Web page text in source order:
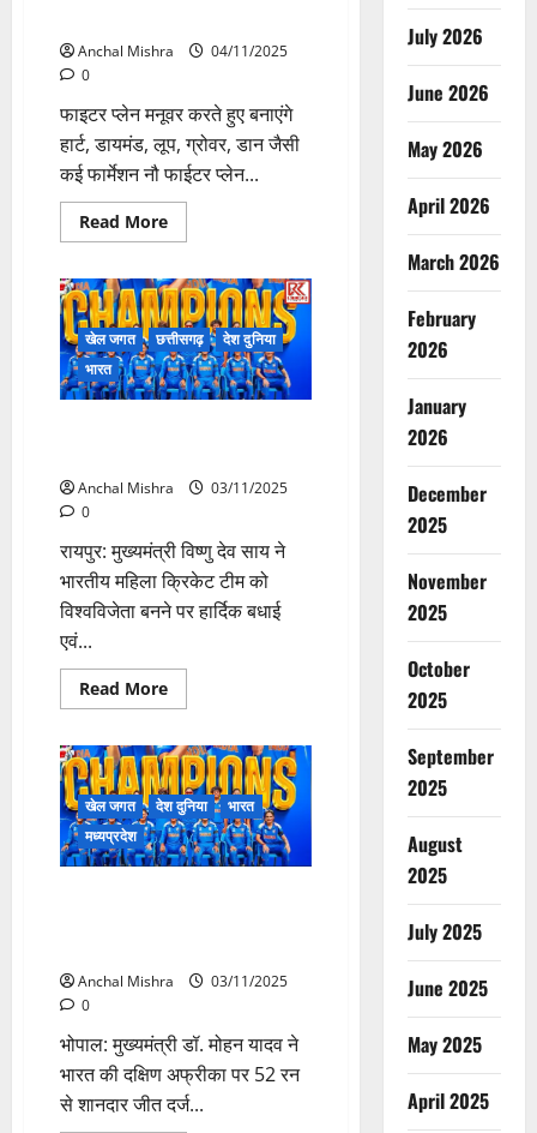
Anchal Mishra
04/11/2025
0
फाइटर प्लेन मनूवर करते हुए बनाएंगे
हार्ट, डायमंड, लूप, ग्रोवर, डान जैसी
कई फार्मेशन नौ फाईटर प्लेन...
Read MoreRead
more
रायपुर
में
सूर्य
किरण
का
रोमांचक
एयर
शो
खेल जगत छत्तीसगढ़
देश दुनिया
भारत
Anchal Mishra
03/11/2025
0
रायपुर: मुख्यमंत्री विष्णु देव साय ने
भारतीय महिला क्रिकेट टीम को
विश्वविजेता बनने पर हार्दिक बधाई
एवं...
Read MoreRead
more
महिला
क्रिकेट
टीम
के
विश्व
विजेता
बनने
पर
खेल जगत देश दुनिया
भारत
मध्यप्रदेश
Anchal Mishra
03/11/2025
0
भोपाल: मुख्यमंत्री डॉ. मोहन यादव ने
भारत की दक्षिण अफ्रीका पर 52 रन
से शानदार जीत दर्ज...
July 2026
June 2026
May 2026
April 2026
March 2026
February
2026
January
2026
December
2025
November
2025
October
2025
September
2025
August
2025
July 2025
June 2025
May 2025
April 2025